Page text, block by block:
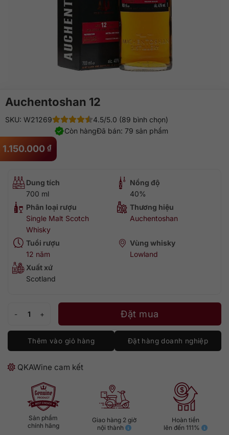
Auchentoshan 12
1.150.000 ₫
SKU: W21269
4.5/5.0 (89 bình chọn)
Đã bán: 79 sản phẩm
Còn hàng
Dung tích
700 ml
Nồng độ
40%
Phân loại rượu
Single Malt Scotch
Whisky
Thương hiệu
Auchentoshan
Tuổi rượu
12 năm
Vùng whisky
Lowland
Xuất xứ
Scotland
Đặt mua
Thêm vào giỏ hàng Đặt hàng doanh nghiệp
QKAWine cam kết
Sản phẩm
chính hãng
Giao hàng 2 giờ
nội thành
Hoàn tiền
lên đến 111%